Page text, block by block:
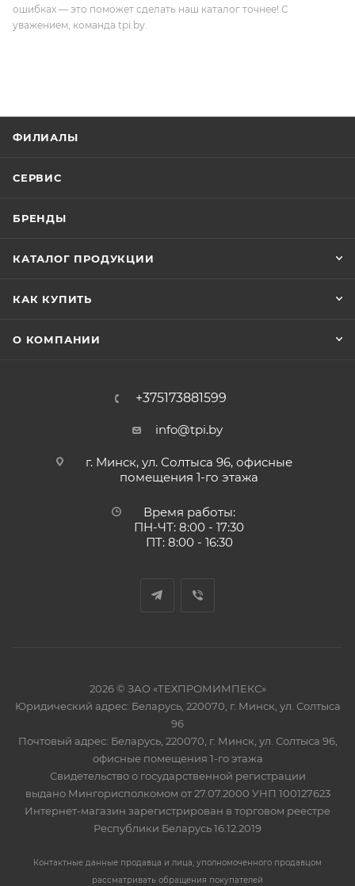
ошибках — это поможет сделать наш каталог точнее! С
уважением, команда tpi.by.
ФИЛИАЛЫ
СЕРВИС
БРЕНДЫ
КАТАЛОГ ПРОДУКЦИИ
КАК КУПИТЬ
О КОМПАНИИ
+375173881599
info@tpi.by
г. Минск, ул. Солтыса 96, офисные
помещения 1-го этажа
Время работы:
ПН-ЧТ: 8:00 - 17:30
ПТ: 8:00 - 16:30
2026 © ЗАО «ТЕХПРОМИМПЕКС»
Юридический адрес: Беларусь, 220070, г. Минск, ул. Солтыса
96
Почтовый адрес: Беларусь, 220070, г. Минск, ул. Солтыса 96,
офисные помещения 1-го этажа
Свидетельство о государственной регистрации
выдано Мингорисполкомом от 27.07.2000 УНП 100127623
Интернет-магазин зарегистрирован в торговом реестре
Республики Беларусь 16.12.2019
Контактные данные продавца и лица, уполномоченного продавцом
рассматривать обращения покупателей